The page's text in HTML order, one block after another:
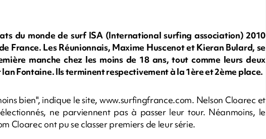
du monde de surf ISA (International surfing association) 2010
France. Les Réunionnais, Maxime Huscenot et Kieran Bulard, se
manche chez les moins de 18 ans, tout comme leurs deux
Fontaine. Ils terminent respectivement à la 1ère et 2ème place.
bien", indique le site, www.surfingfrance.com. Nelson Cloarec et
ne parviennent pas à passer leur tour. Néanmoins, le
Cloarec ont pu se classer premiers de leur série.